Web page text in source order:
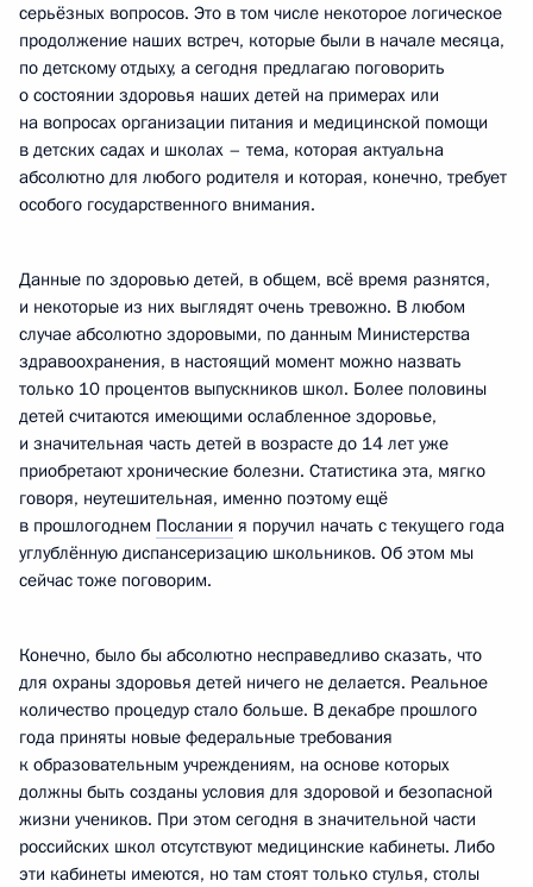
серьёзных вопросов. Это в том числе некоторое логическое
продолжение наших встреч, которые были в начале месяца,
по детскому отдыху, а сегодня предлагаю поговорить
о состоянии здоровья наших детей на примерах или
на вопросах организации питания и медицинской помощи
в детских садах и школах – тема, которая актуальна
абсолютно для любого родителя и которая, конечно, требует
особого государственного внимания.
Данные по здоровью детей, в общем, всё время разнятся,
и некоторые из них выглядят очень тревожно. В любом
случае абсолютно здоровыми, по данным Министерства
здравоохранения, в настоящий момент можно назвать
только 10 процентов выпускников школ. Более половины
детей считаются имеющими ослабленное здоровье,
и значительная часть детей в возрасте до 14 лет уже
приобретают хронические болезни. Статистика эта, мягко
говоря, неутешительная, именно поэтому ещё
в прошлогоднем Послании я поручил начать с текущего года
углублённую диспансеризацию школьников. Об этом мы
сейчас тоже поговорим.
Конечно, было бы абсолютно несправедливо сказать, что
для охраны здоровья детей ничего не делается. Реальное
количество процедур стало больше. В декабре прошлого
года приняты новые федеральные требования
к образовательным учреждениям, на основе которых
должны быть созданы условия для здоровой и безопасной
жизни учеников. При этом сегодня в значительной части
российских школ отсутствуют медицинские кабинеты. Либо
эти кабинеты имеются, но там стоят только стулья, столы